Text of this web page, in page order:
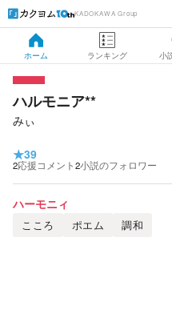
KADOKAWA Group
ホーム ランキング 小
ハルモニア**
みぃ
★39
2応援コメント2小説のフォロワー
ハーモニィ
こころ ポエム 調和